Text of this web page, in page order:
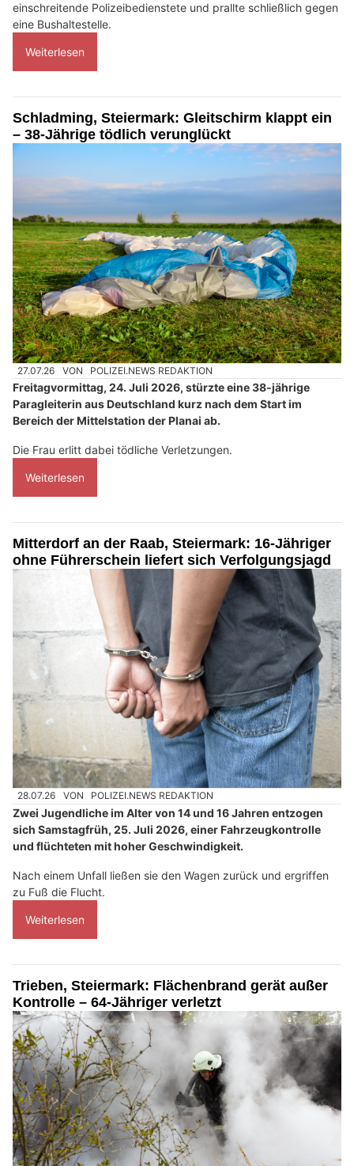
einschreitende Polizeibedienstete und prallte schließlich gegen
eine Bushaltestelle.
Weiterlesen
Schladming, Steiermark: Gleitschirm klappt ein
– 38-Jährige tödlich verunglückt
27.07.26 VON POLIZEI.NEWS REDAKTION
Freitagvormittag, 24. Juli 2026, stürzte eine 38-jährige
Paragleiterin aus Deutschland kurz nach dem Start im
Bereich der Mittelstation der Planai ab.
Die Frau erlitt dabei tödliche Verletzungen.
Weiterlesen
Mitterdorf an der Raab, Steiermark: 16-Jähriger
ohne Führerschein liefert sich Verfolgungsjagd
28.07.26 VON POLIZEI.NEWS REDAKTION
Zwei Jugendliche im Alter von 14 und 16 Jahren entzogen
sich Samstagfrüh, 25. Juli 2026, einer Fahrzeugkontrolle
und flüchteten mit hoher Geschwindigkeit.
Nach einem Unfall ließen sie den Wagen zurück und ergriffen
zu Fuß die Flucht.
Weiterlesen
Trieben, Steiermark: Flächenbrand gerät außer
Kontrolle – 64-Jähriger verletzt